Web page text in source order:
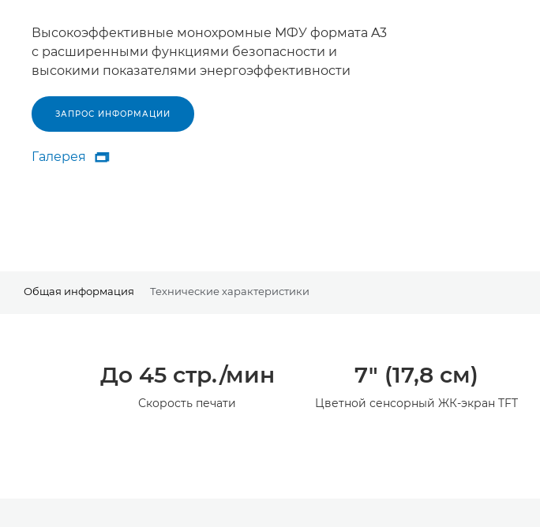
Высокоэффективные монохромные МФУ формата A3
с расширенными функциями безопасности и
высокими показателями энергоэффективности
ЗАПРОС ИНФОРМАЦИИ
Галерея
Галерея

Общая информация Технические характеристики
До 45 стр./мин
Скорость печати
7" (17,8 см)
Цветной сенсорный ЖК-экран TFT